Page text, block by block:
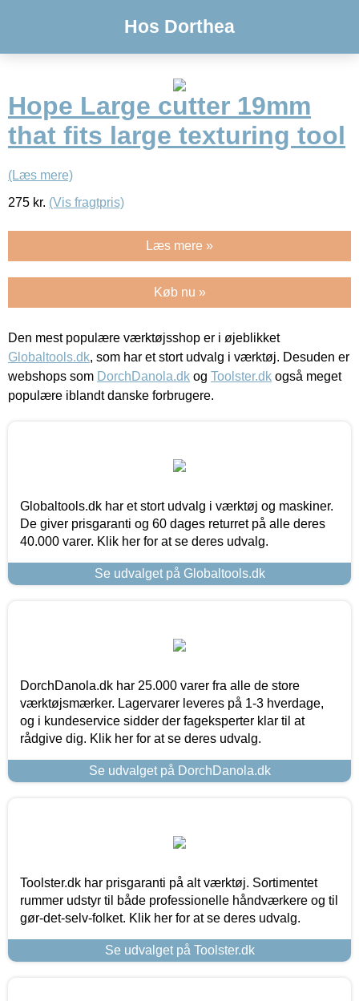
Hos Dorthea
Hope Large cutter 19mm
that fits large texturing tool
(Læs mere)
275 kr. (Vis fragtpris)
Læs mere »
Køb nu »
Den mest populære værktøjsshop er i øjeblikket
Globaltools.dk, som har et stort udvalg i værktøj. Desuden er
webshops som DorchDanola.dk og Toolster.dk også meget
populære iblandt danske forbrugere.
Globaltools.dk har et stort udvalg i værktøj og maskiner.
De giver prisgaranti og 60 dages returret på alle deres
40.000 varer. Klik her for at se deres udvalg.
Se udvalget på Globaltools.dk
DorchDanola.dk har 25.000 varer fra alle de store
værktøjsmærker. Lagervarer leveres på 1-3 hverdage,
og i kundeservice sidder der fageksperter klar til at
rådgive dig. Klik her for at se deres udvalg.
Se udvalget på DorchDanola.dk
Toolster.dk har prisgaranti på alt værktøj. Sortimentet
rummer udstyr til både professionelle håndværkere og til
gør-det-selv-folket. Klik her for at se deres udvalg.
Se udvalget på Toolster.dk